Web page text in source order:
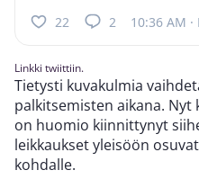
22 2 10:36 AM
Linkki twiittiin.
Tietysti kuvakulmia
palkitsemisten aikana.
on huomio kiinnittynyt
leikkaukset yleisöön
kohdalle.